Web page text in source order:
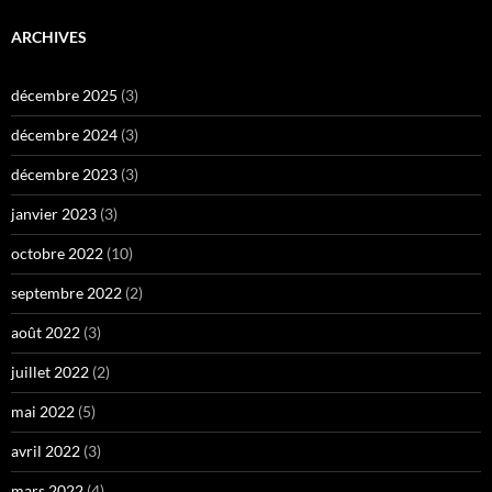
ARCHIVES
décembre 2025 (3)
décembre 2024 (3)
décembre 2023 (3)
janvier 2023 (3)
octobre 2022 (10)
septembre 2022 (2)
août 2022 (3)
juillet 2022 (2)
mai 2022 (5)
avril 2022 (3)